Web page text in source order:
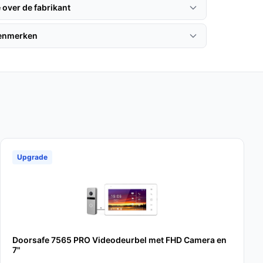
over de fabrikant
Upgrade
Doorsafe 7565 PRO Videodeurbel met FHD Camera en
7"